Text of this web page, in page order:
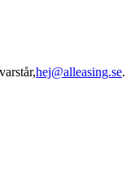
hej@alleasing.se.